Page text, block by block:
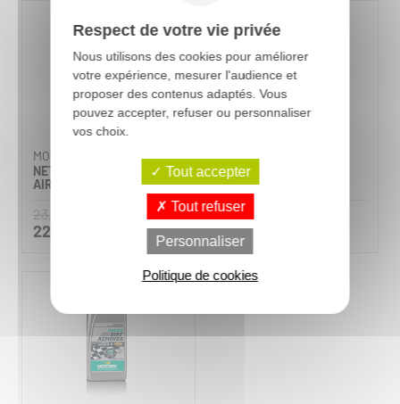
MOTOREX
NETTOYANT DE FILTRE À
AIR
23,90 €
22,71 €
MOTOREX
KIT D'ENTRETIEN DES
FILTRES À AIR
106,90 €
Respect de votre vie privée
Nous utilisons des cookies pour améliorer
votre expérience, mesurer l'audience et
proposer des contenus adaptés. Vous
pouvez accepter, refuser ou personnaliser
vos choix.
Tout accepter
Tout refuser
Personnaliser
Politique de cookies